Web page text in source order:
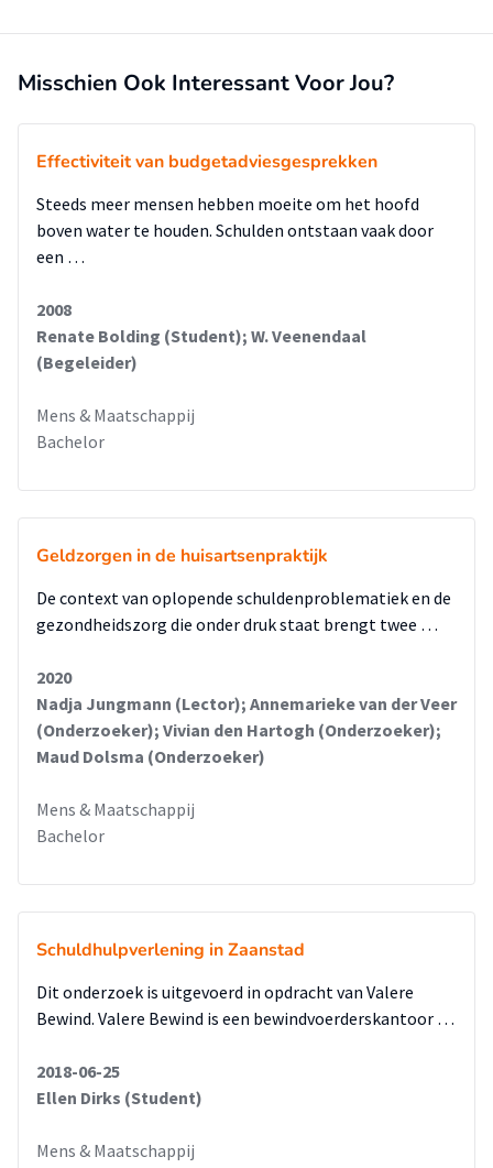
Misschien Ook Interessant Voor Jou?
Effectiviteit van budgetadviesgesprekken
Steeds meer mensen hebben moeite om het hoofd
boven water te houden. Schulden ontstaan vaak door
een …
2008
Renate Bolding (Student); W. Veenendaal
(Begeleider)
Mens & Maatschappij
Bachelor
Geldzorgen in de huisartsenpraktijk
De context van oplopende schuldenproblematiek en de
gezondheidszorg die onder druk staat brengt twee …
2020
Nadja Jungmann (Lector); Annemarieke van der Veer
(Onderzoeker); Vivian den Hartogh (Onderzoeker);
Maud Dolsma (Onderzoeker)
Mens & Maatschappij
Bachelor
Schuldhulpverlening in Zaanstad
Dit onderzoek is uitgevoerd in opdracht van Valere
Bewind. Valere Bewind is een bewindvoerderskantoor …
2018-06-25
Ellen Dirks (Student)
Mens & Maatschappij